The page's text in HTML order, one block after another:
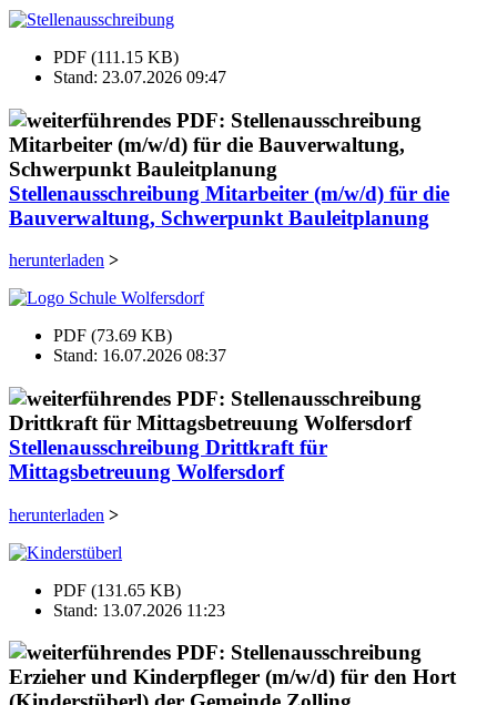
PDF (111.15 KB)
Stand: 23.07.2026 09:47
Stellenausschreibung Mitarbeiter (m/w/d) für die
Bauverwaltung, Schwerpunkt Bauleitplanung
herunterladen >
PDF (73.69 KB)
Stand: 16.07.2026 08:37
Stellenausschreibung Drittkraft für
Mittagsbetreuung Wolfersdorf
herunterladen >
PDF (131.65 KB)
Stand: 13.07.2026 11:23